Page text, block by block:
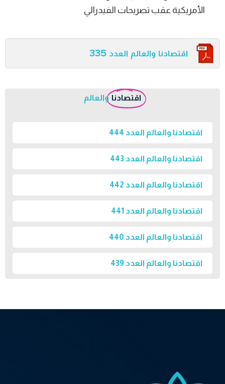
الأمريكية عقب تصريحات الفيدرالي
اقتصادنا والعالم العدد 335
اقتصادنا والعالم
اقتصادنا والعالم العدد 444
اقتصادنا والعالم العدد 443
اقتصادنا والعالم العدد 442
اقتصادنا والعالم العدد 441
اقتصادنا والعالم العدد 440
اقتصادنا والعالم العدد 439